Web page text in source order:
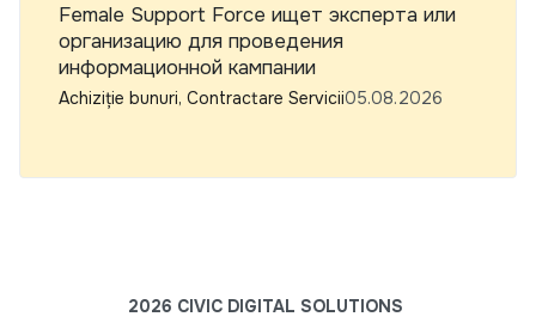
Female Support Force ищет эксперта или
организацию для проведения
информационной кампании
Achiziție bunuri, Contractare Servicii05.08.2026
2026 CIVIC DIGITAL SOLUTIONS